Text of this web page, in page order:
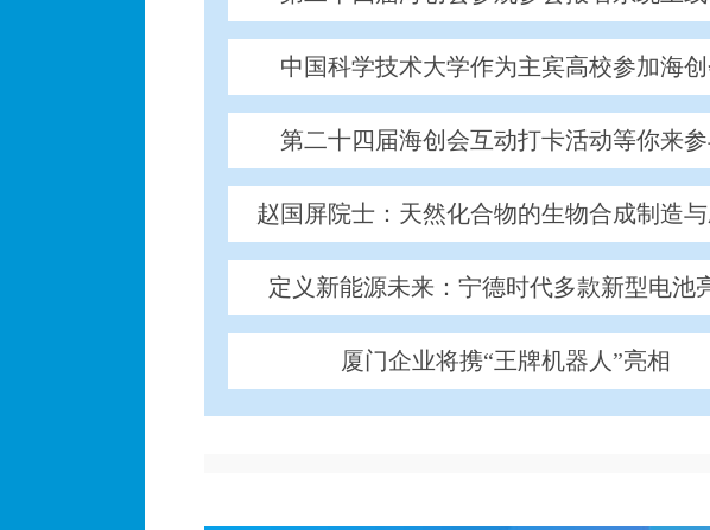
中国科学技术大学作为主宾高校参加海
第二十四届海创会互动打卡活动等你来
赵国屏院士：天然化合物的生物合成制造与
定义新能源未来：宁德时代多款新型电池
厦门企业将携“王牌机器人”亮相